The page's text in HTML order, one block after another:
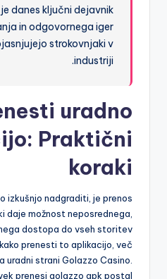
danes ključni dejavnik
in odgovornega iger
strokovnjaki v
industriji.
uradno
Praktični
koraki
izkušnjo nadgraditi, je prenos
daje možnost neposrednega,
dostopa do vseh storitev
prenesti to aplikacijo, več
strani Golazzo Casino.
prenesi golazzo apk postal